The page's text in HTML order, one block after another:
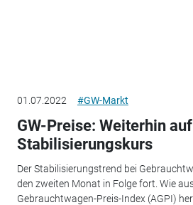
01.07.2022 #GW-Markt
GW-Preise: Weiterhin auf
Stabilisierungskurs
Der Stabilisierungstrend bei
den zweiten Monat in Folge fort. Wie
Gebrauchtwagen-Preis-Index (AGPI)